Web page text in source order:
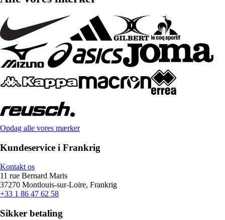
Opdag alle vores mærker
Kundeservice i Frankrig
Kontakt os
11 rue Bernard Maris
37270 Montlouis-sur-Loire, Frankrig
+33 1 86 47 62 58
Sikker betaling